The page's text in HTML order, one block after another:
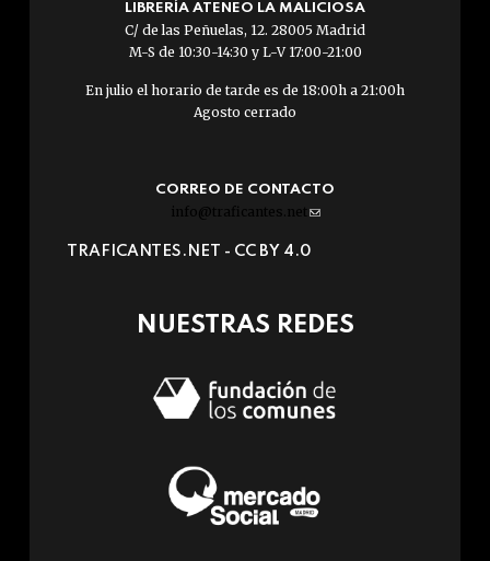
LIBRERÍA ATENEO LA MALICIOSA
C/ de las Peñuelas, 12. 28005 Madrid
M-S de 10:30-14:30 y L-V 17:00-21:00
En julio el horario de tarde es de 18:00h a 21:00h
Agosto cerrado
CORREO DE CONTACTO
info@traficantes.net (link
e-
TRAFICANTES.NET - CC BY 4.0
NUESTRAS REDES